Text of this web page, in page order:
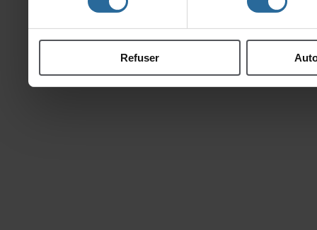
Refuser